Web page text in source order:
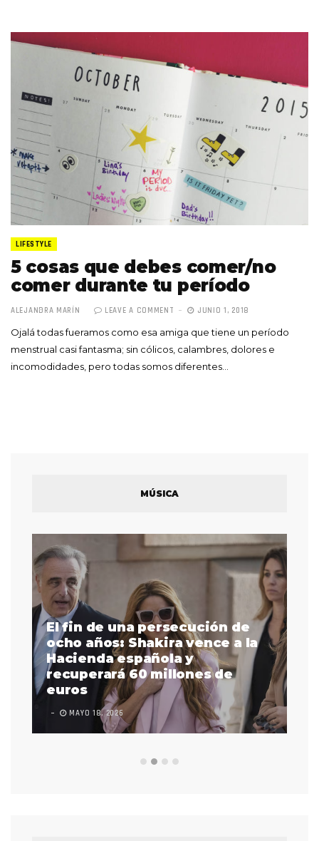
LIFESTYLE
5 cosas que debes comer/no
comer durante tu período
ALEJANDRA MARÍN LEAVE A COMMENT JUNIO 1, 2018
Ojalá todas fueramos como esa amiga que tiene un período
menstrual casi fantasma; sin cólicos, calambres, dolores e
incomodidades, pero todas somos diferentes…
MÚSICA
El fin de una persecución de
ocho años: Shakira vence a la
Hacienda española y
recuperará 60 millones de
euros
MAYO 18, 2026